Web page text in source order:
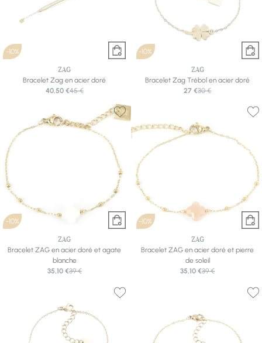
-10%
ZAG
Bracelet Zag en acier doré
40,50 €45 €
-10%
ZAG
Bracelet Zag Trébol en acier doré
27 €30 €
-10%
ZAG
Bracelet ZAG en acier doré et agate
blanche
35,10 €39 €
-10%
ZAG
Bracelet ZAG en acier doré et pierre
de soleil
35,10 €39 €